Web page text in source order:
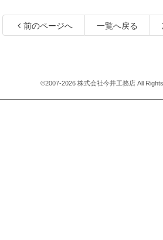
前のページへ 一覧へ戻る
©2007-2026 株式会社今井工務店 All